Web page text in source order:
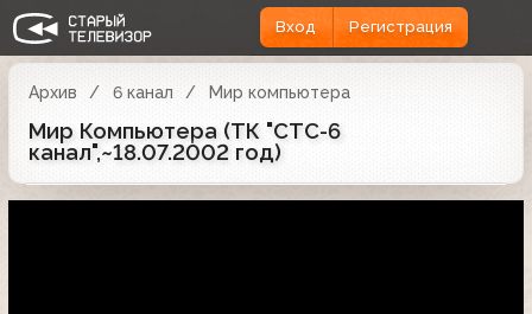
Вход Регистрация
Архив 6 канал Мир компьютера
Мир Компьютера (ТК "СТС-6
канал",~18.07.2002 год)